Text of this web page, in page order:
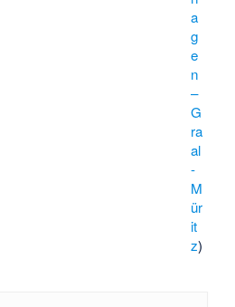
a
g
e
n
–
G
ra
al
-
M
ür
it
z)